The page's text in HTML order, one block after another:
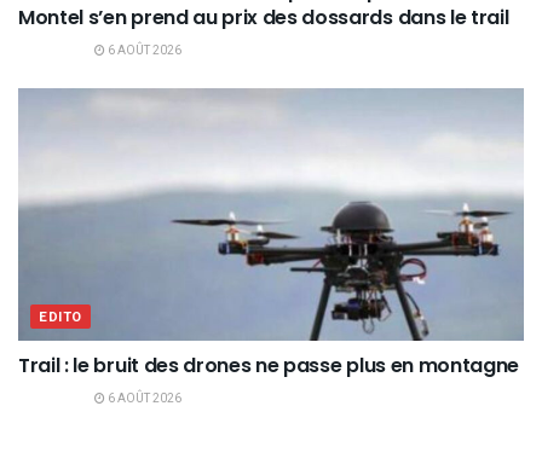
Montel s’en prend au prix des dossards dans le trail
6 AOÛT 2026
EDITO
Trail : le bruit des drones ne passe plus en montagne
6 AOÛT 2026